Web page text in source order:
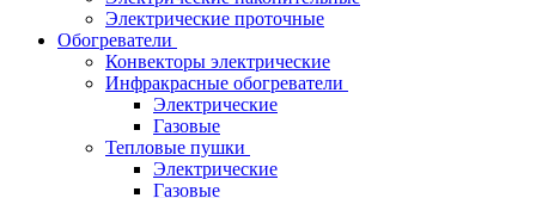
Электрические проточные
Обогреватели
Конвекторы электрические
Инфракрасные обогреватели
Электрические
Газовые
Тепловые пушки
Электрические
Газовые